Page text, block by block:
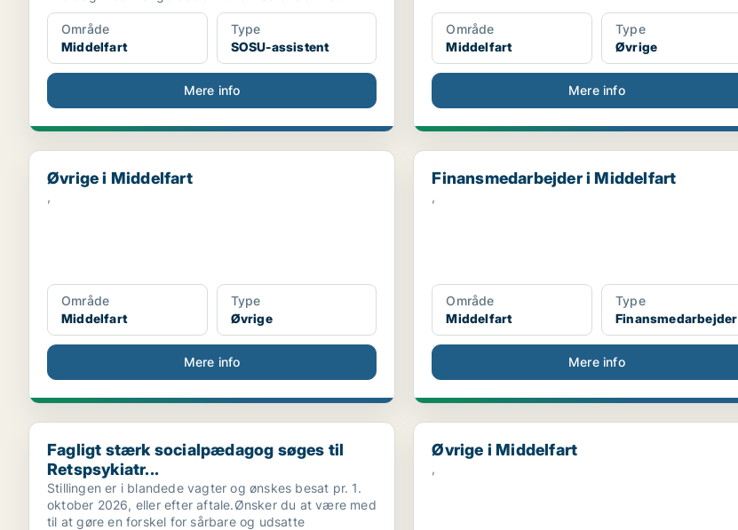
Område
Middelfart
Type
SOSU-assistent
Mere info
Område
Middelfart
Type
Øvrige
Mere info
Øvrige i Middelfart
Øvrige i Middelfart
,
Område
Middelfart
Type
Øvrige
Mere info
Finansmedarbejder i Middelfart
Finansmedarbejder i Middelfart
,
Område
Middelfart
Type
Finansmedarbejder
Mere info
Fagligt stærk socialpædagog søges til Retspsykiatr...
Fagligt stærk socialpædagog søges til
Retspsykiatr...
Stillingen er i blandede vagter og ønskes besat pr. 1.
oktober 2026, eller efter aftale.Ønsker du at være med
til at gøre en forskel for sårbare og udsatte
Øvrige i Middelfart
Øvrige i Middelfart
,